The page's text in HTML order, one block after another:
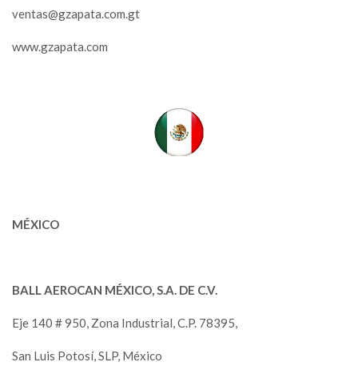
ventas@gzapata.com.gt
www.gzapata.com
MÉXICO
BALL AEROCAN MÉXICO, S.A. DE C.V.
Eje 140 # 950, Zona Industrial, C.P. 78395,
San Luis Potosí, SLP, México